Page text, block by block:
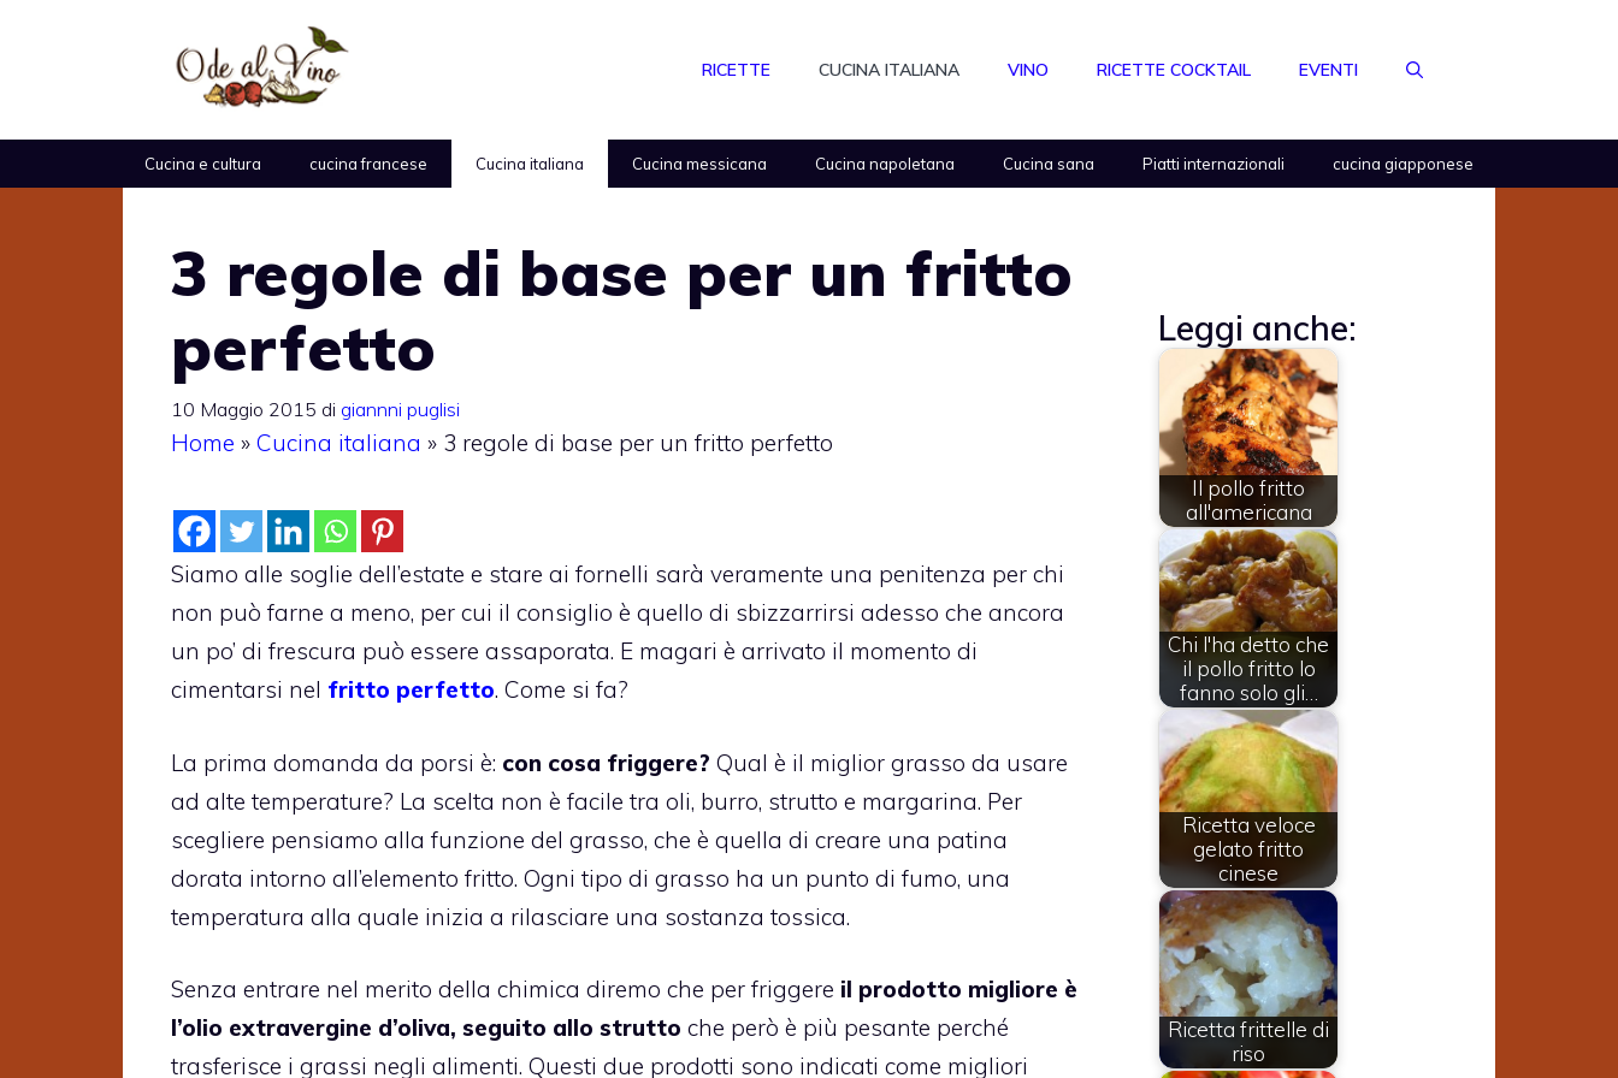
RICETTE CUCINA ITALIANA VINO RICETTE COCKTAIL EVENTI
Cucina e cultura cucina francese Cucina italiana Cucina messicana Cucina napoletana Cucina sana Piatti internazionali cucina giapponese
3 regole di base per un fritto
perfetto
10 Maggio 2015 di giannni puglisi
Home » Cucina italiana » 3 regole di base per un fritto perfetto
Siamo alle soglie dell’estate e stare ai fornelli sarà veramente una penitenza per chi
non può farne a meno, per cui il consiglio è quello di sbizzarrirsi adesso che ancora
un po’ di frescura può essere assaporata. E magari è arrivato il momento di
cimentarsi nel fritto perfetto. Come si fa?
La prima domanda da porsi è: con cosa friggere? Qual è il miglior grasso da usare
ad alte temperature? La scelta non è facile tra oli, burro, strutto e margarina. Per
scegliere pensiamo alla funzione del grasso, che è quella di creare una patina
dorata intorno all’elemento fritto. Ogni tipo di grasso ha un punto di fumo, una
temperatura alla quale inizia a rilasciare una sostanza tossica.
Senza entrare nel merito della chimica diremo che per friggere il prodotto migliore è
l’olio extravergine d’oliva, seguito allo strutto che però è più pesante perché
trasferisce i grassi negli alimenti. Questi due prodotti sono indicati come migliori
Leggi anche:
Il pollo fritto
all'americana
Chi l'ha detto che
il pollo fritto lo
fanno solo gli…
Ricetta veloce
gelato fritto
cinese
Ricetta frittelle di
riso